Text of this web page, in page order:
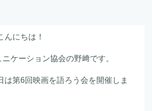
んにちは！
ケーション協会の野﨑です。
は第6回映画を語ろう会を開催しま